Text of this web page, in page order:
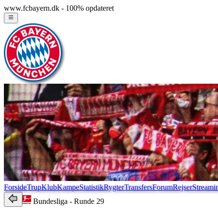
www.fcbayern.dk - 100% opdateret
ForsideTrupKlubKampeStatistikRygterTransfersForumRejser
Bundesliga - Runde 29